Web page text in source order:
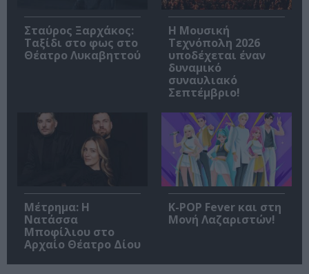
Σταύρος Ξαρχάκος:
Ταξίδι στο φως στο
Θέατρο Λυκαβηττού
Η Μουσική
Τεχνόπολη 2026
υποδέχεται έναν
δυναμικό
συναυλιακό
Σεπτέμβριο!
Μέτρημα: Η
Νατάσσα
Μποφίλιου στο
Αρχαίο Θέατρο Δίου
K-POP Fever και στη
Μονή Λαζαριστών!